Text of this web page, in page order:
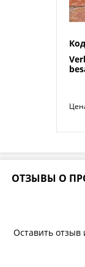
ОТЗЫВЫ О
Оставить